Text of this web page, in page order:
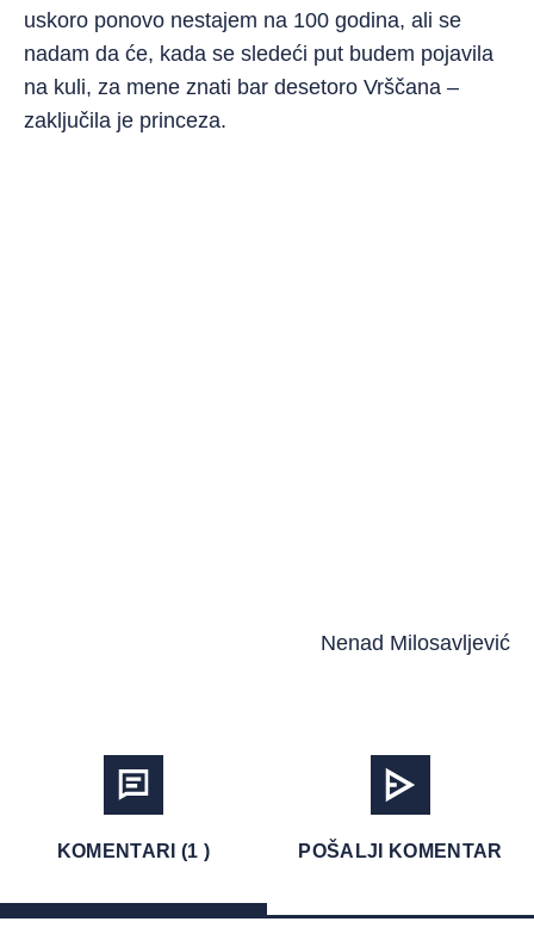
uskoro ponovo nestajem na 100 godina, ali se
nadam da će, kada se sledeći put budem pojavila
na kuli, za mene znati bar desetoro Vrščana –
zaključila je princeza.
Nenad Milosavljević
KOMENTARI (1 ) POŠALJI KOMENTAR